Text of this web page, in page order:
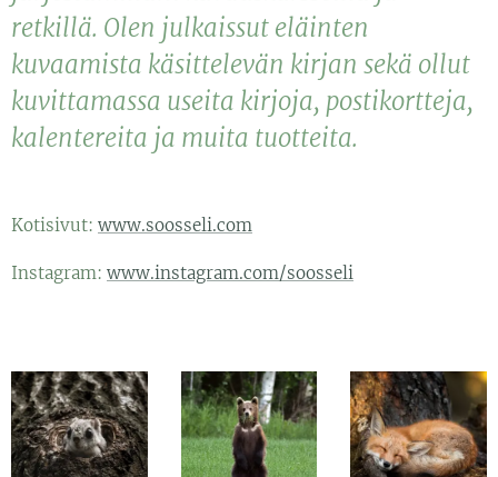
retkillä. Olen julkaissut eläinten
kuvaamista käsittelevän kirjan sekä ollut
kuvittamassa useita kirjoja, postikortteja,
kalentereita ja muita tuotteita.
Kotisivut: www.soosseli.com
Instagram: www.instagram.com/soosseli